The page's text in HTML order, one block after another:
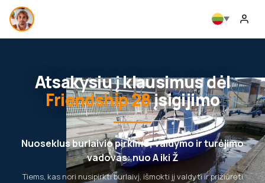
Atsakysiu į klausimus dėl
Friendship 28įsigijimo
Nuoseklus burlaivio pirkimo, valdymo ir turėjimo
vadovas: nuo A iki Ž
Tiems, kas nori nusipirkti burlaivį, išmokti jį valdyti ir prižiūrėti